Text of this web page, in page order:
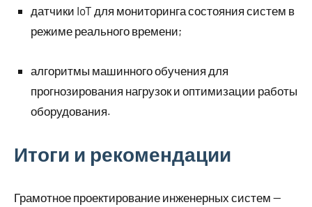
датчики IoT для мониторинга состояния систем в
режиме реального времени;
алгоритмы машинного обучения для
прогнозирования нагрузок и оптимизации работы
оборудования.
Итоги и рекомендации
Грамотное проектирование инженерных систем —